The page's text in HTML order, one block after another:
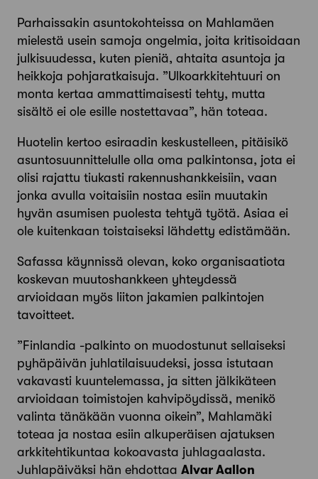
Parhaissakin asuntokohteissa on Mahlamäen
mielestä usein samoja ongelmia, joita kritisoidaan
julkisuudessa, kuten pieniä, ahtaita asuntoja ja
heikkoja pohjaratkaisuja. ”Ulkoarkkitehtuuri on
monta kertaa ammattimaisesti tehty, mutta
sisältö ei ole esille nostettavaa”, hän toteaa.
Huotelin kertoo esiraadin keskustelleen, pitäisikö
asuntosuunnittelulle olla oma palkintonsa, jota ei
olisi rajattu tiukasti rakennushankkeisiin, vaan
jonka avulla voitaisiin nostaa esiin muutakin
hyvän asumisen puolesta tehtyä työtä. Asiaa ei
ole kuitenkaan toistaiseksi lähdetty edistämään.
Safassa käynnissä olevan, koko organisaatiota
koskevan muutoshankkeen yhteydessä
arvioidaan myös liiton jakamien palkintojen
tavoitteet.
”Finlandia -palkinto on muodostunut sellaiseksi
pyhäpäivän juhlatilaisuudeksi, jossa istutaan
vakavasti kuuntelemassa, ja sitten jälkikäteen
arvioidaan toimistojen kahvipöydissä, menikö
valinta tänäkään vuonna oikein”, Mahlamäki
toteaa ja nostaa esiin alkuperäisen ajatuksen
arkkitehtikuntaa kokoavasta juhlagaalasta.
Juhlapäiväksi hän ehdottaa Alvar Aallon